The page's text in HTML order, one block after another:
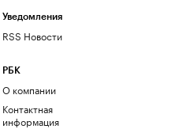
Уведомления
RSS Новости
РБК
О компании
Контактная
информация